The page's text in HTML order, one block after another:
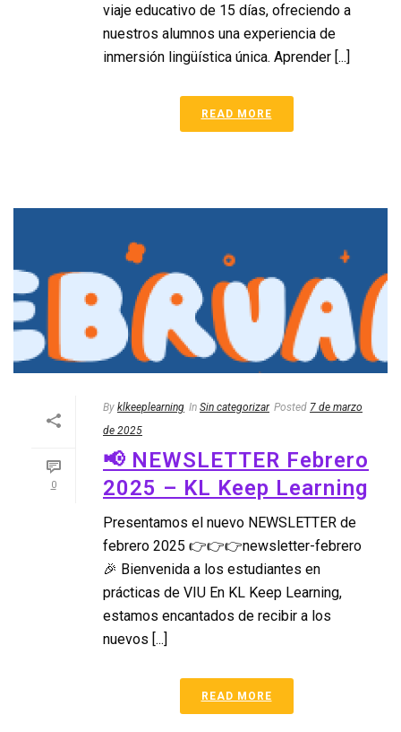
viaje educativo de 15 días, ofreciendo a
nuestros alumnos una experiencia de
inmersión lingüística única. Aprender [...]
READ MORE
0
By klkeeplearning In Sin categorizar Posted 7 de marzo
de 2025
📢 NEWSLETTER Febrero
2025 – KL Keep Learning
Presentamos el nuevo NEWSLETTER de
febrero 2025 👉👉👉newsletter-febrero
🎉 Bienvenida a los estudiantes en
prácticas de VIU En KL Keep Learning,
estamos encantados de recibir a los
nuevos [...]
READ MORE